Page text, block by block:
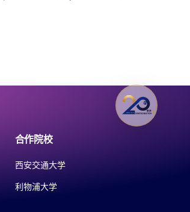
合作院校
西安交通大学
利物浦大学